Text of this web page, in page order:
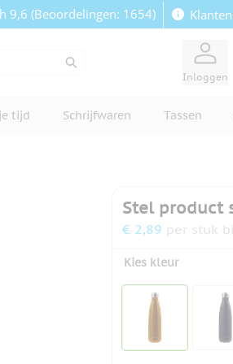
9,6 (Beoordelingen: 1654)
Inloggen
tijd Schrijfwaren Tassen
Stel product
€ 2,89 per stuk
Kies kleur